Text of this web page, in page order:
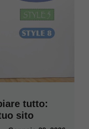
tutto:
sito